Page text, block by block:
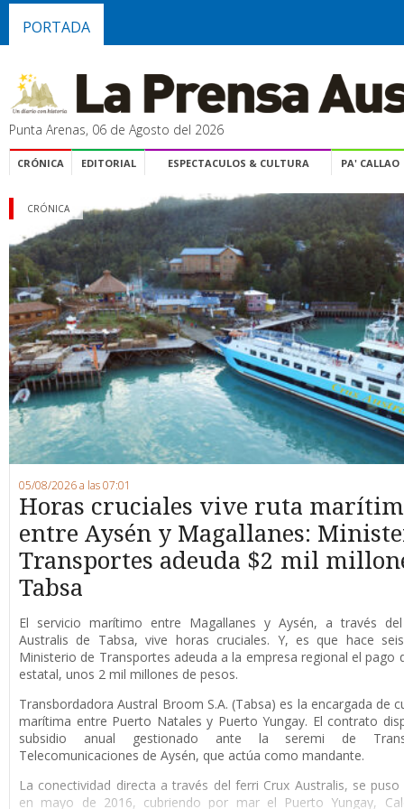
PORTADA
Punta Arenas, 06 de Agosto del 2026
CRÓNICA EDITORIAL ESPECTACULOS & CULTURA PA' CALLAO
CRÓNICA
05/08/2026 a las 07:01
Horas cruciales vive ruta
entre Aysén y Magallanes:
Transportes adeuda $2 mil
Tabsa
El servicio marítimo entre Magallanes y Aysén, a través
Australis de Tabsa, vive horas cruciales. Y, es que hace
Ministerio de Transportes adeuda a la empresa regional el pago
estatal, unos 2 mil millones de pesos.
Transbordadora Austral Broom S.A. (Tabsa) es la encargada de
marítima entre Puerto Natales y Puerto Yungay. El contrato
subsidio anual gestionado ante la seremi de
Telecomunicaciones de Aysén, que actúa como mandante.
La conectividad directa a través del ferri Crux Australis, se
en mayo de 2016, cubriendo por mar el Puerto Yungay,